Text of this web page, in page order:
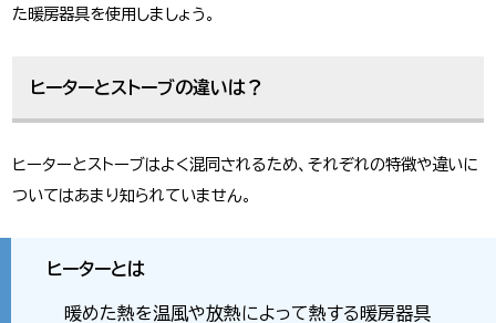
た暖房器具を使用しましょう。
ヒーターとストーブの違いは？
ヒーターとストーブはよく混同されるため、それぞれの特徴や違いに
ついてはあまり知られていません。
ヒーターとは
暖めた熱を温風や放熱によって熱する暖房器具